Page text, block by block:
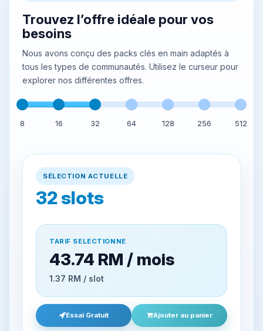
Trouvez l’offre idéale pour vos
besoins
Nous avons conçu des packs clés en main adaptés à
tous les types de communautés. Utilisez le curseur pour
explorer nos différentes offres.
8 16 32 64 128 256 512
SÉLECTION ACTUELLE
32slots
TARIF SELECTIONNE
43.74 RM / mois
1.37 RM / slot
Essai Gratuit Ajouter au panier